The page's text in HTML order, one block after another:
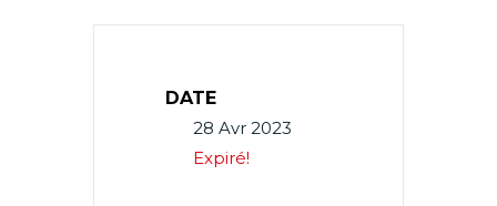
DATE
28 Avr 2023
Expiré!